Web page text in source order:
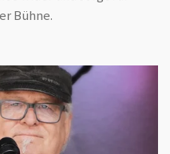
Bühne.